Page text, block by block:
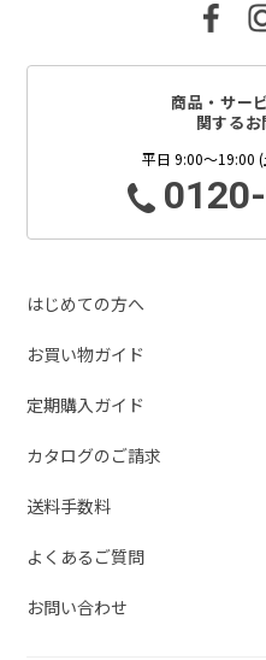
商品・サー
関する
平日 9:00～19:00
はじめての方へ
お買い物ガイド
定期購入ガイド
カタログのご請求
送料手数料
よくあるご質問
お問い合わせ